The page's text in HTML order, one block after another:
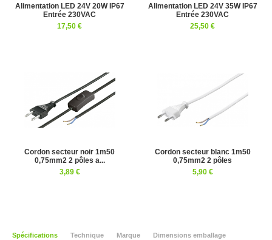
Alimentation LED 24V 20W IP67
Entrée 230VAC
17,50 €
Alimentation LED 24V 35W IP67
Entrée 230VAC
25,50 €
Cordon secteur noir 1m50
0,75mm2 2 pôles a...
3,89 €
Cordon secteur blanc 1m50
0,75mm2 2 pôles
5,90 €
Spécifications Technique Marque Dimensions emballage